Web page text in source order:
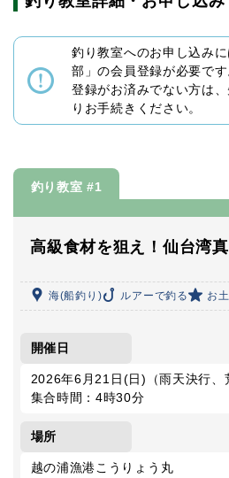
釣り教室へのお申し込み
部」の会員登録が必要です
登録がお済みでない方は、
りお手続きください。
釣り教室 #1
高級食材を狙え！仙台湾
海(船釣り) ルアーで釣る お
開催日
2026年6月21日(日)（雨天決行、
集合時間：4時30分
場所
越の浦漁港こうりょう丸